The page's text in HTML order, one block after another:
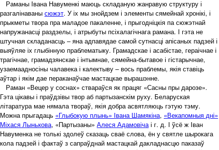
Раманы Івана Навуменкі маюць складаную жанравую структуру і
разгалінаваны сюжэт. У іх мы знойдзем і элементы сямейнай хронікі, і
прыкметы твора пра маладое пакаленне, і прыгодніцкія па сюжэтнай
напружанасці раздзелы, і атрыбуты псіхалагічнага рамана. I гэта не
штучная складанасць – яна адпавядае самой сутнасці апісаных падзей і
выяўляе іх глыбінную праблематыку. Грамадскае і асабістае, гераічнае і
трагічнае, грамадзянскае і інтымнае, сямейна-бытавое і гістарычнае,
узаемаадносіны чалавека і калектыву – вось праблемы, якія ставіць
аўтар і якім дае пераканаўчае мастацкае вырашэнне.
Раман «Вецер у соснах» ствараўся як працяг «Сасны пры дарозе».
Гэта цікавы і праўдзівы твор аб партызанскім руху. Беларуская
літаратура мае нямала твораў, якія добра асвятляюць гэтую тэму.
Можна прыгадаць «Глыбокую плынь» Івана Шамякіна, «Векапомныя дні»
Міхася Лынькова, «Партызаны» Алеся Адамовічаі г. д. I ўсё ж Іван
Навуменка не толькі здолеў сказаць сваё слова, ён у святле шырокага
кола падзей і фактаў з сапраўднай мастацкай дакладнасцю паказаў